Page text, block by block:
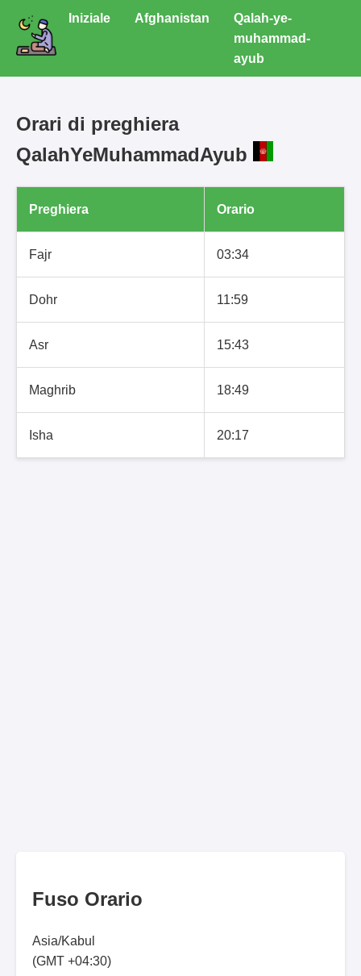
Iniziale Afghanistan
Qalah-ye-
muhammad-
ayub
Orari di preghiera
QalahYeMuhammadAyub
Preghiera Orario
Fajr 03:34
Dohr 11:59
Asr 15:43
Maghrib 18:49
Isha 20:17
Fuso Orario
Asia/Kabul
(GMT +04:30)